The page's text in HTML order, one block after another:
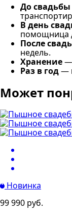
До свадьбы
В день
помощница
После
недель.
Хранение—
Раз в год—
Может
Новинка
99 990 руб.